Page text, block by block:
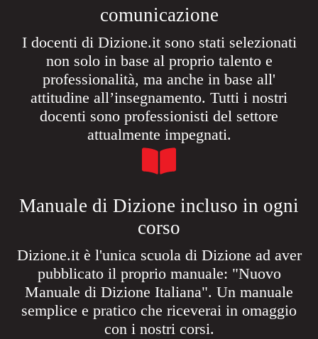
comunicazione
I docenti di Dizione.it sono stati selezionati
non solo in base al proprio talento e
professionalità, ma anche in base all'
attitudine all’insegnamento. Tutti i nostri
docenti sono professionisti del settore
attualmente impegnati.
Manuale di Dizione incluso in ogni
corso
Dizione.it è l'unica scuola di Dizione ad aver
pubblicato il proprio manuale: "Nuovo
Manuale di Dizione Italiana". Un manuale
semplice e pratico che riceverai in omaggio
con i nostri corsi.